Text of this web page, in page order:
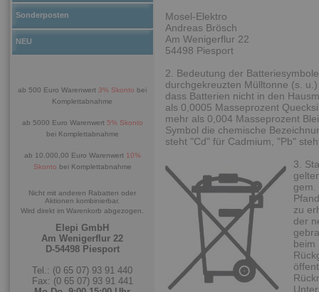
Sonderposten
NEU
ab 500 Euro Warenwert 3% Skonto bei
Komplettabnahme
ab 5000 Euro Warenwert 5% Skonto
bei Komplettabnahme
ab 10.000,00 Euro Warenwert 10%
Skonto bei Komplettabnahme
Nicht mit anderen Rabatten oder
Aktionen kombinierbar.
Wird direkt im Warenkorb abgezogen.
Elepi GmbH
Am Wenigerflur 22
D-54498 Piesport
Tel.: (0 65 07) 93 91 440
Fax: (0 65 07) 93 91 441
Mosel-Elektro
Andreas Brösch
Am Wenigerflur 22
54498 Piesport
2. Bedeutung der
durchgekreuzten Mülltonne (s.
dass Batterien nicht in den
als 0,0005 Masseprozent
mehr als 0,004 Masseprozent
Symbol die chemische
steht "Cd" für Cadmium, "Pb"
3.
gem.
zu
der
beim